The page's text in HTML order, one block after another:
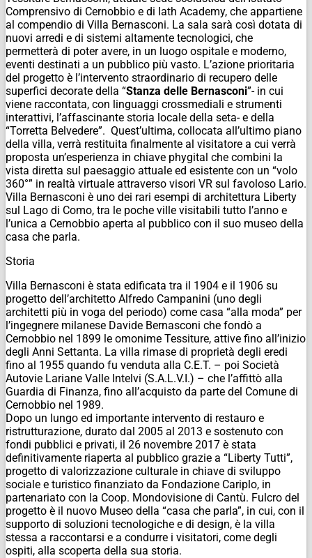
Comprensivo di Cernobbio e di Iath Academy, che appartiene
al compendio di Villa Bernasconi. La sala sarà così dotata di
nuovi arredi e di sistemi altamente tecnologici, che
permetterà di poter avere, in un luogo ospitale e moderno,
eventi destinati a un pubblico più vasto. L’azione prioritaria
del progetto è l’intervento straordinario di recupero delle
superfici decorate della “Stanza delle Bernasconi”- in cui
viene raccontata, con linguaggi crossmediali e strumenti
interattivi, l’affascinante storia locale della seta- e della
“Torretta Belvedere”. Quest’ultima, collocata all’ultimo piano
della villa, verrà restituita finalmente al visitatore a cui verrà
proposta un’esperienza in chiave phygital che combini la
vista diretta sul paesaggio attuale ed esistente con un “volo
360°” in realtà virtuale attraverso visori VR sul favoloso Lario.
Villa Bernasconi è uno dei rari esempi di architettura Liberty
sul Lago di Como, tra le poche ville visitabili tutto l’anno e
l’unica a Cernobbio aperta al pubblico con il suo museo della
casa che parla.
Storia
Villa Bernasconi è stata edificata tra il 1904 e il 1906 su
progetto dell’architetto Alfredo Campanini (uno degli
architetti più in voga del periodo) come casa “alla moda” per
l’ingegnere milanese Davide Bernasconi che fondò a
Cernobbio nel 1899 le omonime Tessiture, attive fino all’inizio
degli Anni Settanta. La villa rimase di proprietà degli eredi
fino al 1955 quando fu venduta alla C.E.T. – poi Società
Autovie Lariane Valle Intelvi (S.A.L.V.I.) – che l’affittò alla
Guardia di Finanza, fino all’acquisto da parte del Comune di
Cernobbio nel 1989.
Dopo un lungo ed importante intervento di restauro e
ristrutturazione, durato dal 2005 al 2013 e sostenuto con
fondi pubblici e privati, il 26 novembre 2017 è stata
definitivamente riaperta al pubblico grazie a “Liberty Tutti”,
progetto di valorizzazione culturale in chiave di sviluppo
sociale e turistico finanziato da Fondazione Cariplo, in
partenariato con la Coop. Mondovisione di Cantù. Fulcro del
progetto è il nuovo Museo della “casa che parla”, in cui, con il
supporto di soluzioni tecnologiche e di design, è la villa
stessa a raccontarsi e a condurre i visitatori, come degli
ospiti, alla scoperta della sua storia.